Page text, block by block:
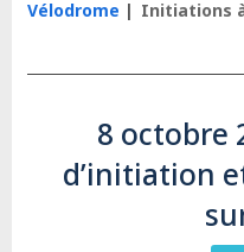
Vélodrome Initiations
8 octobre
d’initiation